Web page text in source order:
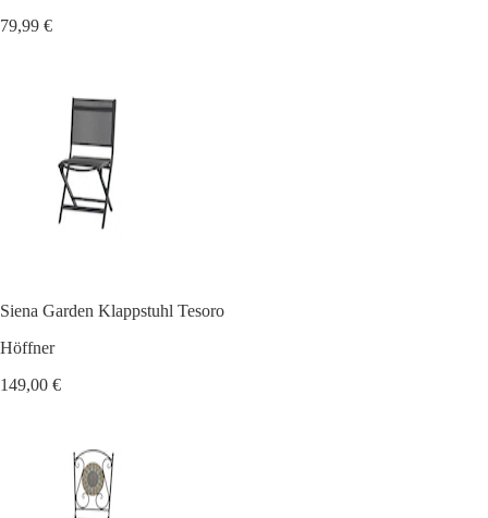
79,99 €
Siena Garden Klappstuhl Tesoro
Höffner
149,00 €